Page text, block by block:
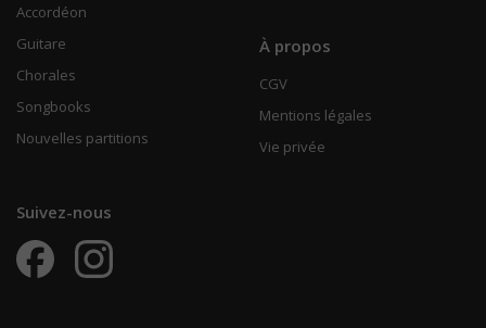
Accordéon
Guitare
Chorales
Songbooks
Nouvelles partitions
À propos
CGV
Mentions légales
Vie privée
Suivez-nous